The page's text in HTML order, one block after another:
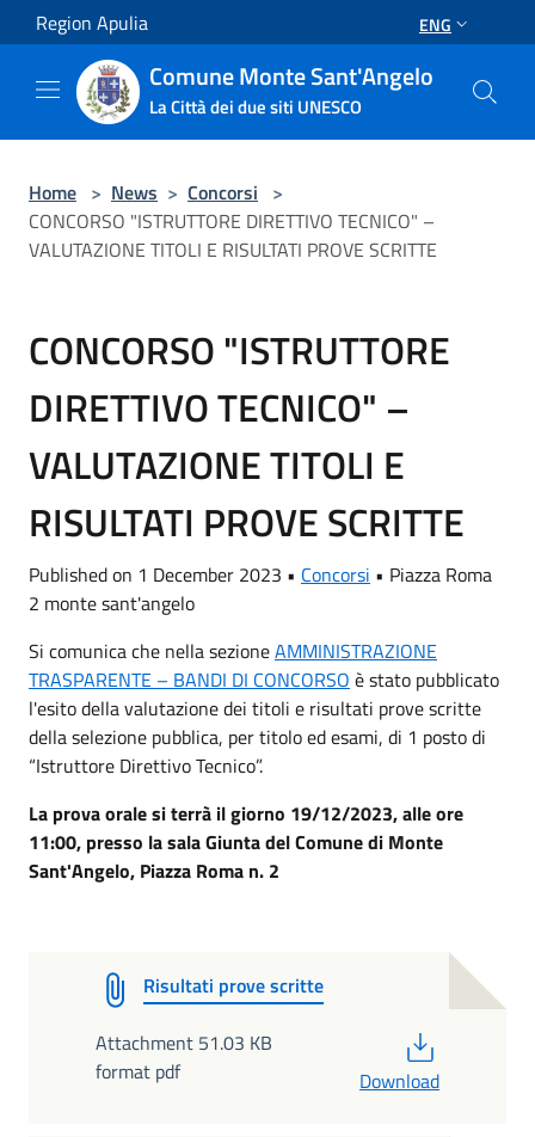
Salta al contenuto principale
Region Apulia ENG
Comune Monte Sant'Angelo
La Città dei due siti UNESCO
Home > News > Concorsi >
CONCORSO "ISTRUTTORE DIRETTIVO TECNICO" –
VALUTAZIONE TITOLI E RISULTATI PROVE SCRITTE
CONCORSO "ISTRUTTORE
DIRETTIVO TECNICO" –
VALUTAZIONE TITOLI E
RISULTATI PROVE SCRITTE
Published on 1 December 2023 • Concorsi • Piazza Roma
2 monte sant'angelo
Si comunica che nella sezioneAMMINISTRAZIONE
TRASPARENTE – BANDI DI CONCORSO è stato pubblicato
l'esito della valutazione dei titoli e risultati prove scritte
della selezione pubblica, per titolo ed esami, di 1 posto di
“Istruttore Direttivo Tecnico”.
La prova orale si terrà il giorno 19/12/2023, alle ore
11:00, presso la sala Giunta del Comune di Monte
Sant'Angelo, Piazza Roma n. 2
Risultati prove scritte
Attachment 51.03 KB
format pdf
Download